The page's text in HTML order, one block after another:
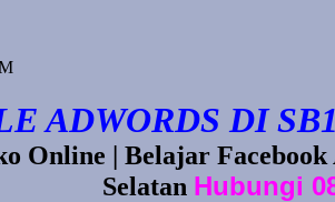
ADWORDS DI
Online | Belajar
Selatan Hubungi